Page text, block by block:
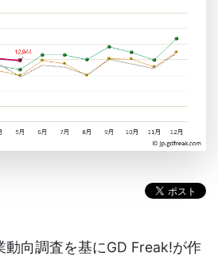
動向調査を基にGD Freak!が作